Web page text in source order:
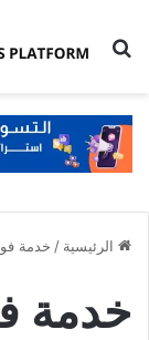
بحث عن
الرئيسية / خدمة
خدمة